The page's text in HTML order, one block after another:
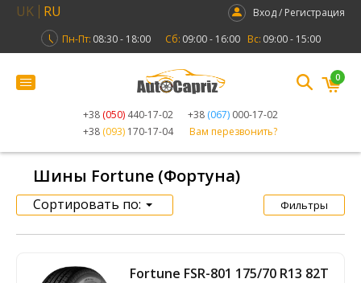
UK RU
Вход / Регистрация
Пн-Пт: 08:30 - 18:00 Сб: 09:00 - 16:00 Вс: 09:00 - 15:00
+38 (050) 440-17-02 +38 (067) 000-17-02
+38 (093) 170-17-04 Вам перезвонить?
0
Шины Fortune (Фортуна)
Сортировать по: Фильтры
Fortune FSR-801 175/70 R13 82T